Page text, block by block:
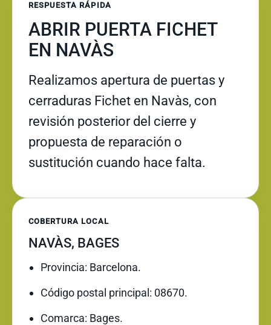
RESPUESTA RÁPIDA
ABRIR PUERTA FICHET
EN NAVÀS
Realizamos apertura de puertas y
cerraduras Fichet en Navàs, con
revisión posterior del cierre y
propuesta de reparación o
sustitución cuando hace falta.
COBERTURA LOCAL
NAVÀS, BAGES
Provincia: Barcelona.
Código postal principal: 08670.
Comarca: Bages.